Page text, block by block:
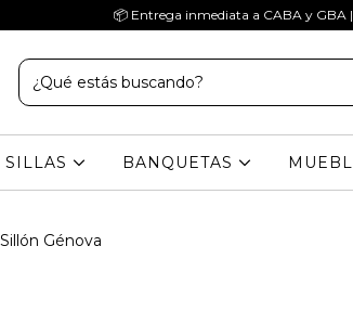
📦 Entrega inmediata a CABA y GBA
SILLAS BANQUETAS
Sillón Génova